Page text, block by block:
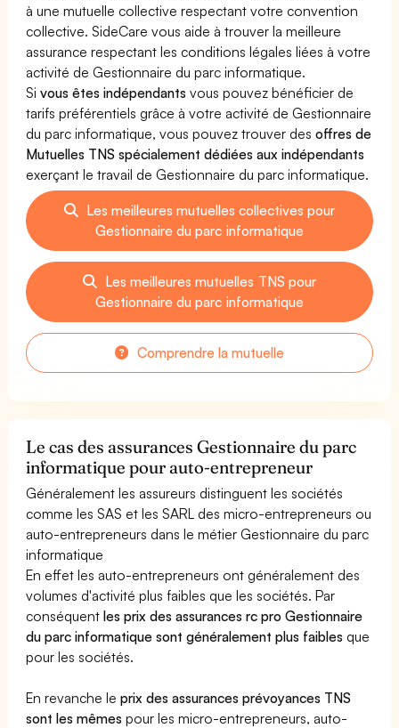
à une mutuelle collective respectant votre convention
collective. SideCare vous aide à trouver la meilleure
assurance respectant les conditions légales liées à votre
activité de Gestionnaire du parc informatique.
Sivous êtes indépendants vous pouvez bénéficier de
tarifs préférentiels grâce à votre activité de Gestionnaire
du parc informatique, vous pouvez trouver desoffres de
Mutuelles TNS spécialement dédiées aux indépendants
exerçant le travail de Gestionnaire du parc informatique.
Les meilleures mutuelles collectives pour
Gestionnaire du parc informatique
Les meilleures mutuelles TNS pour
Gestionnaire du parc informatique
Comprendre la mutuelle
Le cas des assurances Gestionnaire du parc
informatique pour auto-entrepreneur
Généralement les assureurs distinguent les sociétés
comme les SAS et les SARL des micro-entrepreneurs ou
auto-entrepreneurs dans le métier Gestionnaire du parc
informatique
En effet les auto-entrepreneurs ont généralement des
volumes d'activité plus faibles que les sociétés. Par
conséquentles prix des assurances rc pro Gestionnaire
du parc informatique sont généralement plus faibles que
pour les sociétés.
En revanche leprix des assurances prévoyances TNS
sont les mêmes pour les micro-entrepreneurs, auto-